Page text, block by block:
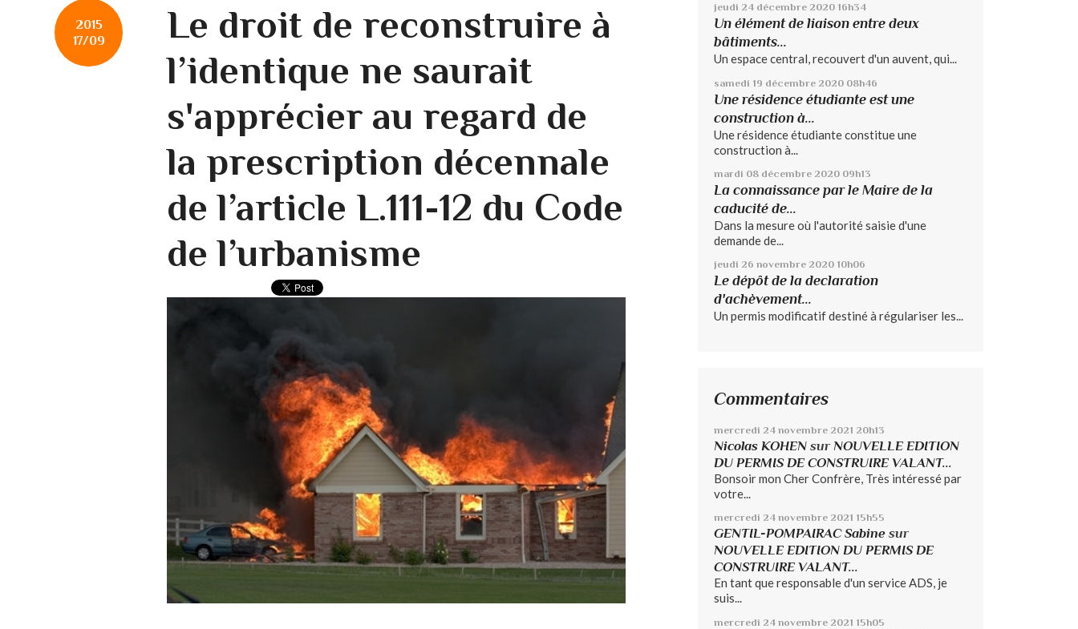
2015
17/09
Le droit de reconstruire à
l’identique ne saurait
s'apprécier au regard de
la prescription décennale
de l’article L.111-12 du Code
de l’urbanisme
jeudi 24 décembre 2020 16h34
Un élément de liaison entre deux
bâtiments...
Un espace central, recouvert d'un auvent, qui...
samedi 19 décembre 2020 08h46
Une résidence étudiante est une
construction à...
Une résidence étudiante constitue une
construction à...
mardi 08 décembre 2020 09h13
La connaissance par le Maire de la
caducité de...
Dans la mesure où l'autorité saisie d'une
demande de...
jeudi 26 novembre 2020 10h06
Le dépôt de la declaration
d'achèvement...
Un permis modificatif destiné à régulariser les...
Commentaires
mercredi 24 novembre 2021 20h13
Nicolas KOHEN sur NOUVELLE EDITION
DU PERMIS DE CONSTRUIRE VALANT...
Bonsoir mon Cher Confrère, Très intéressé par
votre...
mercredi 24 novembre 2021 15h55
GENTIL-POMPAIRAC Sabine sur
NOUVELLE EDITION DU PERMIS DE
CONSTRUIRE VALANT...
En tant que responsable d'un service ADS, je
suis...
mercredi 24 novembre 2021 15h05